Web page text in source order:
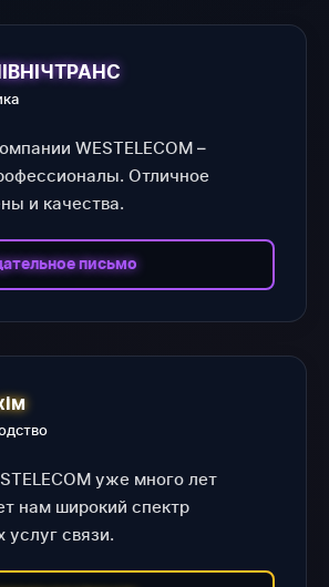
WESTELECOM –
Отличное
и качества.
письмо
уже много лет
нам широкий спектр
услуг связи.